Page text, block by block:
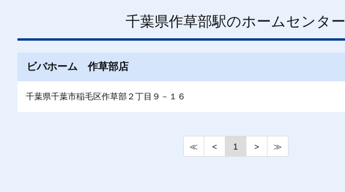
千葉県作草部駅のホームセンター
ビバホーム 作草部店
千葉県千葉市稲毛区作草部２丁目９－１６
≪ < 1 > ≫